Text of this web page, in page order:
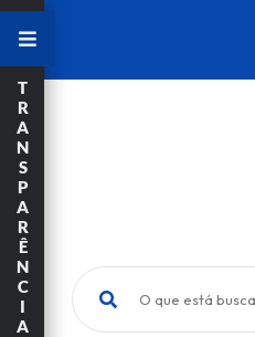
O que está buscando?
T
R
A
N
S
P
A
R
Ê
N
C
I
A